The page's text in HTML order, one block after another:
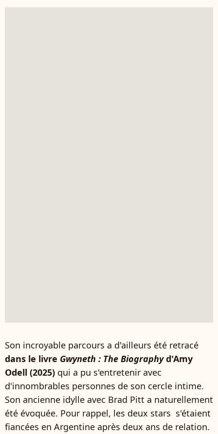
Son incroyable parcours a d'ailleurs été retracé
dans le livre Gwyneth : The Biographyd'Amy
Odell (2025) qui a pu s'entretenir avec
d'innombrables personnes de son cercle intime.
Son ancienne idylle avec Brad Pitt a naturellement
été évoquée. Pour rappel, les deux stars s'étaient
fiancées en Argentine après deux ans de relation.